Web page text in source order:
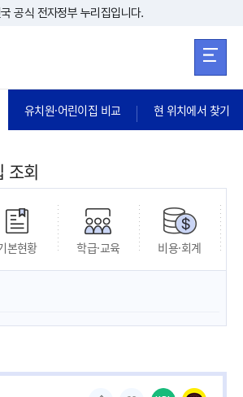
본문 바로가기
공식 전자정부 누리집입니다.
유치원·어린이집 비교 현 위치에서 찾기
조회
본현황 학급·교육 비용·회계